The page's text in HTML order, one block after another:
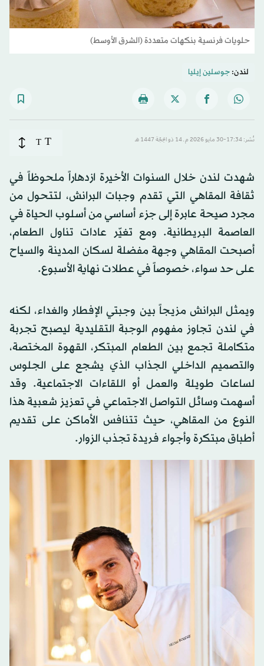
حلويات فرنسية بنكهات متعددة (الشرق الأوسط)
لندن:جوسلين إيليا
نُشر: 17:34-30 مايو 2026 م ـ 14 ذو الحِجّة 1447 هـ T
T
شهدت لندن خلال السنوات الأخيرة ازدهاراً ملحوظاً في
ثقافة المقاهي التي تقدم وجبات البرانش، لتتحول من
مجرد صيحة عابرة إلى جزء أساسي من أسلوب الحياة في
العاصمة البريطانية. ومع تغيّر عادات تناول الطعام،
أصبحت المقاهي وجهة مفضلة لسكان المدينة والسياح
على حد سواء، خصوصاً في عطلات نهاية الأسبوع.
ويمثل البرانش مزيجاً بين وجبتي الإفطار والغداء، لكنه
في لندن تجاوز مفهوم الوجبة التقليدية ليصبح تجربة
متكاملة تجمع بين الطعام المبتكر، القهوة المختصة،
والتصميم الداخلي الجذاب الذي يشجع على الجلوس
لساعات طويلة والعمل أو اللقاءات الاجتماعية. وقد
أسهمت وسائل التواصل الاجتماعي في تعزيز شعبية هذا
النوع من المقاهي، حيث تتنافس الأماكن على تقديم
أطباق مبتكرة وأجواء فريدة تجذب الزوار.